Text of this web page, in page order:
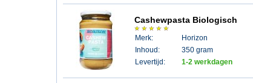
Cashewpasta Biologisch
Merk:
Horizon
Inhoud:
350 gram
Levertijd:
1-2 werkdagen